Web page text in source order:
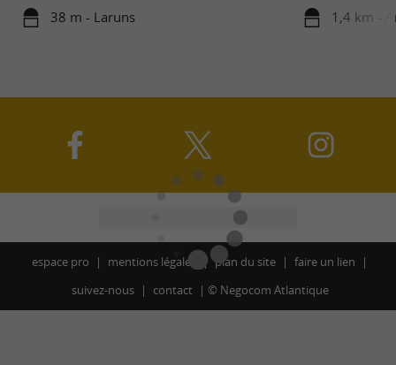
38 m - Laruns 1,4 km -
espace pro mentions légales plan du site
faire un lien
suivez-nous
contact © Negocom Atlantique